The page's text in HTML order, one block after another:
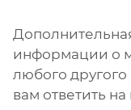
информации о
любого
вам ответить